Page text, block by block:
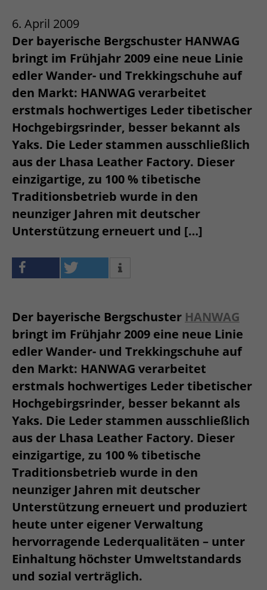
6. April 2009
Der bayerische Bergschuster HANWAG
bringt im Frühjahr 2009 eine neue Linie
edler Wander- und Trekkingschuhe auf
den Markt: HANWAG verarbeitet
erstmals hochwertiges Leder tibetischer
Hochgebirgsrinder, besser bekannt als
Yaks. Die Leder stammen ausschließlich
aus der Lhasa Leather Factory. Dieser
einzigartige, zu 100 % tibetische
Traditionsbetrieb wurde in den
neunziger Jahren mit deutscher
Unterstützung erneuert und […]
Der bayerische Bergschuster HANWAG
bringt im Frühjahr 2009 eine neue Linie
edler Wander- und Trekkingschuhe auf
den Markt: HANWAG verarbeitet
erstmals hochwertiges Leder tibetischer
Hochgebirgsrinder, besser bekannt als
Yaks. Die Leder stammen ausschließlich
aus der Lhasa Leather Factory. Dieser
einzigartige, zu 100 % tibetische
Traditionsbetrieb wurde in den
neunziger Jahren mit deutscher
Unterstützung erneuert und produziert
heute unter eigener Verwaltung
hervorragende Lederqualitäten – unter
Einhaltung höchster Umweltstandards
und sozial verträglich.